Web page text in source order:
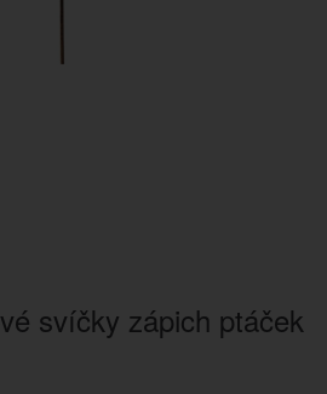
svíčky zápich ptáček